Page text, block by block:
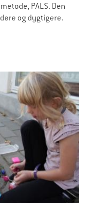
PALS. Den
og dygtigere.